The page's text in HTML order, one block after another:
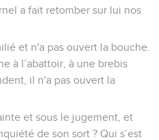
a fait retomber sur lui nos
et n'a pas ouvert la bouche.
à l’abattoir, à une brebis
il n'a pas ouvert la
et sous le jugement, et
de son sort ? Qui s’est